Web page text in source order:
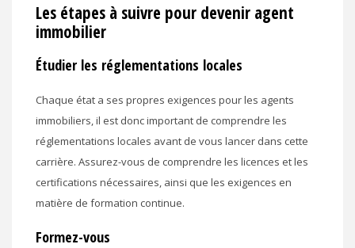
Les étapes à suivre pour devenir agent
immobilier
Étudier les réglementations locales
Chaque état a ses propres exigences pour les agents
immobiliers, il est donc important de comprendre les
réglementations locales avant de vous lancer dans cette
carrière. Assurez-vous de comprendre les licences et les
certifications nécessaires, ainsi que les exigences en
matière de formation continue.
Formez-vous